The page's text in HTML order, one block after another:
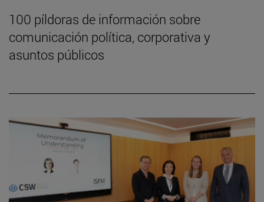
100 píldoras de información sobre
comunicación política, corporativa y
asuntos públicos